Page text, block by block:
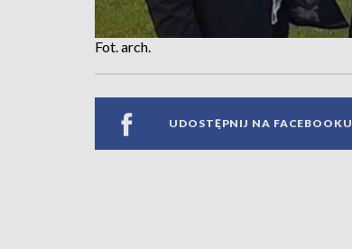
Fot. arch.
UDOSTĘPNIJ NA FACEBOOKU